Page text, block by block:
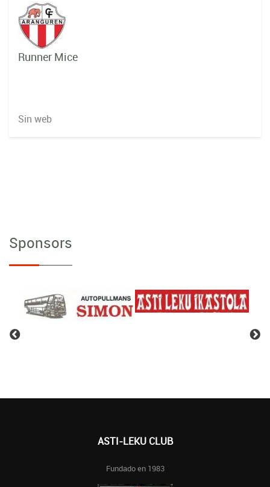
Runner Mice
Sin web
Sponsors
ASTI-LEKU CLUB
Fundado en 1983